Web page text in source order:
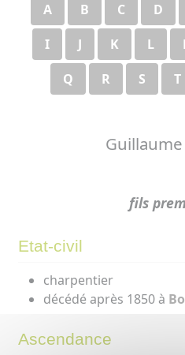
A B C D
I
J K L
Q
R S T
Guillaume
fils
Etat-civil
charpentier
décédé après 1850 à
Ascendance